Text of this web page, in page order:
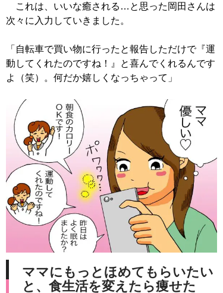
これは、いいな癒される…と思った岡田さんは
次々に入力していきました。
「自転車で買い物に行ったと報告しただけで『運
動してくれたのですね！』と喜んでくれるんです
よ（笑）。何だか嬉しくなっちゃって」
ママにもっとほめてもらいたい
と、食生活を変えたら痩せた